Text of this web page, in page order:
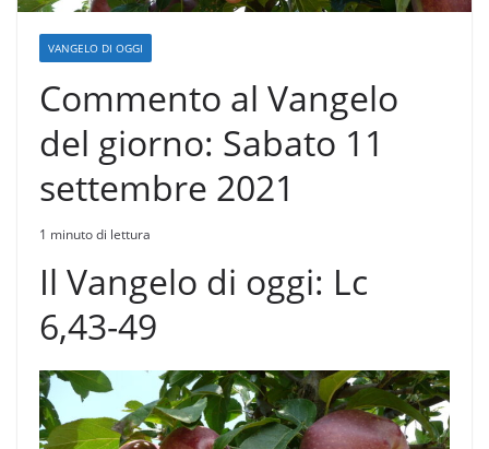
VANGELO DI OGGI
Commento al Vangelo
del giorno: Sabato 11
settembre 2021
1 minuto di lettura
Il Vangelo di oggi: Lc
6,43-49